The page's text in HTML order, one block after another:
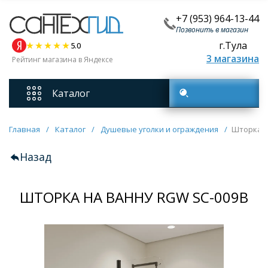
+7 (953) 964-13-44
Позвонить в магазин
5.0
Рейтинг магазина в Яндексе
г.Тула
3 магазина
Каталог
Смесители
Унитазы
Мебель для ванных комнат
Главная / Каталог / Душевые уголки и ограждения / Шторка
Назад
ШТОРКА НА ВАННУ RGW SC-009B